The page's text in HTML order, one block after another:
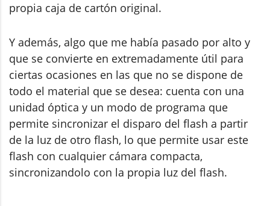
propia caja de cartón original.
Y además, algo que me había pasado por alto y
que se convierte en extremadamente útil para
ciertas ocasiones en las que no se dispone de
todo el material que se desea: cuenta con una
unidad óptica y un modo de programa que
permite sincronizar el disparo del flash a partir
de la luz de otro flash, lo que permite usar este
flash con cualquier cámara compacta,
sincronizandolo con la propia luz del flash.